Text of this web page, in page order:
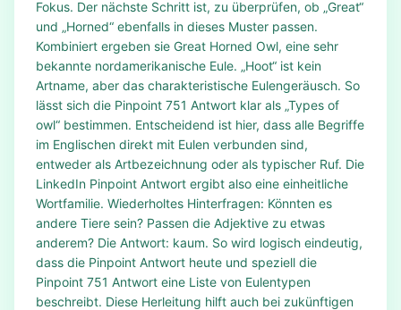
Fokus. Der nächste Schritt ist, zu überprüfen, ob „Great“
und „Horned“ ebenfalls in dieses Muster passen.
Kombiniert ergeben sie Great Horned Owl, eine sehr
bekannte nordamerikanische Eule. „Hoot“ ist kein
Artname, aber das charakteristische Eulengeräusch. So
lässt sich die Pinpoint 751 Antwort klar als „Types of
owl“ bestimmen. Entscheidend ist hier, dass alle Begriffe
im Englischen direkt mit Eulen verbunden sind,
entweder als Artbezeichnung oder als typischer Ruf. Die
LinkedIn Pinpoint Antwort ergibt also eine einheitliche
Wortfamilie. Wiederholtes Hinterfragen: Könnten es
andere Tiere sein? Passen die Adjektive zu etwas
anderem? Die Antwort: kaum. So wird logisch eindeutig,
dass die Pinpoint Antwort heute und speziell die
Pinpoint 751 Antwort eine Liste von Eulentypen
beschreibt. Diese Herleitung hilft auch bei zukünftigen